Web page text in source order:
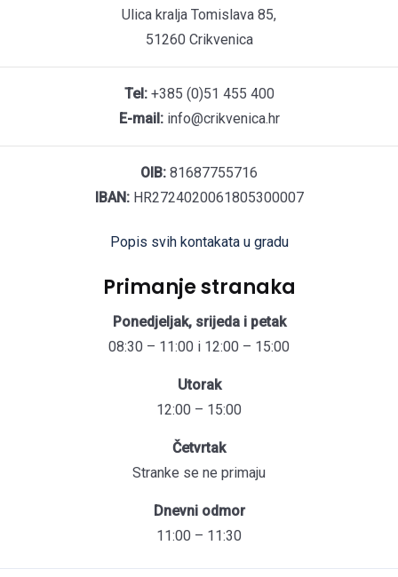
Ulica kralja Tomislava 85,
51260 Crikvenica
Tel:+385 (0)51 455 400
E-mail:info@crikvenica.hr
OIB: 81687755716
IBAN:HR2724020061805300007
Popis svih kontakata u gradu
Primanje stranaka
Ponedjeljak, srijeda i petak
08:30 – 11:00 i 12:00 – 15:00
Utorak
12:00 – 15:00
Četvrtak
Stranke se ne primaju
Dnevni odmor
11:00 – 11:30